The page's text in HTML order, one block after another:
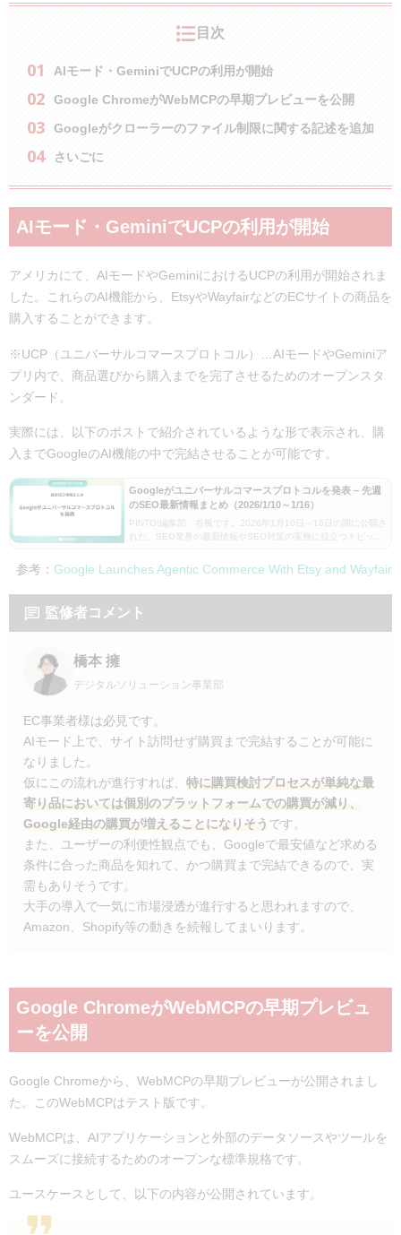
目次
AIモード・GeminiでUCPの利用が開始
Google ChromeがWebMCPの早期プレビューを公開
Googleがクローラーのファイル制限に関する記述を追加
さいごに
AIモード・GeminiでUCPの利用が開始
アメリカにて、AIモードやGeminiにおけるUCPの利用が開始されま
した。これらのAI機能から、EtsyやWayfairなどのECサイトの商品を
購入することができます。
※UCP（ユニバーサルコマースプロトコル）…AIモードやGeminiア
プリ内で、商品選びから購入までを完了させるためのオープンスタ
ンダード。
実際には、以下のポストで紹介されているような形で表示され、購
入までGoogleのAI機能の中で完結させることが可能です。
Googleがユニバーサルコマースプロトコルを発表 – 先週
のSEO最新情報まとめ（2026/1/10～1/16）
PINTO!編集部：谷風です。2026年1月10日～16日の間に公開さ
れた、SEO業界の最新情報やSEO対策の実務に役立つトピック
バーサルコマースプロトコルを…
参考： Google Launches Agentic Commerce With Etsy and Wayfair
監修者コメント
橋本 擁
デジタルソリューション事業部
EC事業者様は必見です。
AIモード上で、サイト訪問せず購買まで完結することが可能に
なりました。
仮にこの流れが進行すれば、 特に購買検討プロセスが単純な最
寄り品においては個別のプラットフォームでの購買が減り、
Google経由の購買が増えることになりそう です。
また、ユーザーの利便性観点でも、Googleで最安値など求める
条件に合った商品を知れて、かつ購買まで完結できるので、実
需もありそうです。
大手の導入で一気に市場浸透が進行すると思われますので、
Amazon、Shopify等の動きを続報してまいります。
Google ChromeがWebMCPの早期プレビュ
ーを公開
Google Chromeから、WebMCPの早期プレビューが公開されまし
た。このWebMCPはテスト版です。
WebMCPは、AIアプリケーションと外部のデータソースやツールを
スムーズに接続するためのオープンな標準規格です。
ユースケースとして、以下の内容が公開されています。